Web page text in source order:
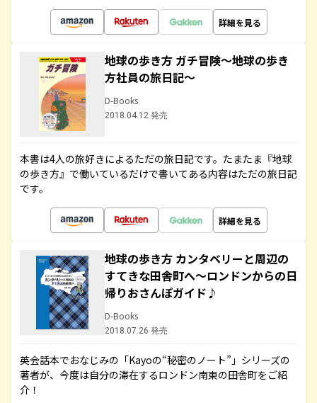
詳細を見る
地球の歩き方 ガチ冒険～地球の歩き
方社員の旅日記～
D-Books
2018.04.12 発売
本書は4人の旅好きによるただの旅日記です。たまたま『地球
の歩き方』で働いているだけで書いてある内容はただの旅日記
です。
詳細を見る
地球の歩き方 カンタベリーと周辺の
すてきな田舎町へ～ロンドンからの日
帰りおさんぽガイド♪
D-Books
2018.07.26 発売
英会話本でおなじみの「Kayoの“秘密のノート”」シリーズの
著者が、今度は自分の滞在するロンドン南東の田舎町をご紹
介！